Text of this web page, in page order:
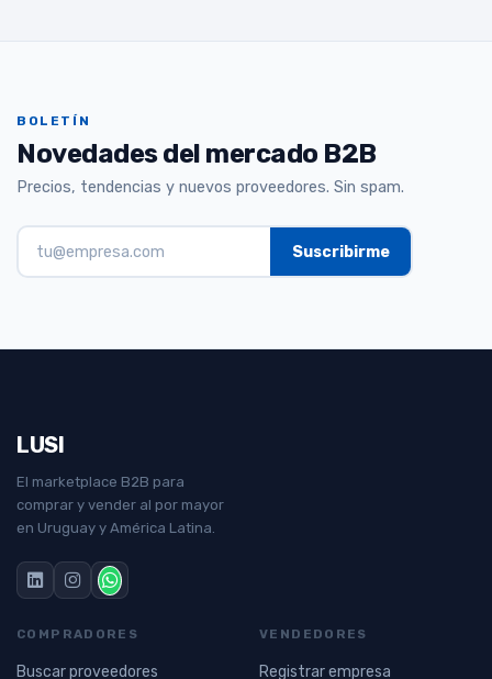
BOLETÍN
Novedades del mercado B2B
Precios, tendencias y nuevos proveedores. Sin spam.
LUSI
El marketplace B2B para
comprar y vender al por mayor
en Uruguay y América Latina.
COMPRADORES
Buscar proveedores
VENDEDORES
Registrar empresa